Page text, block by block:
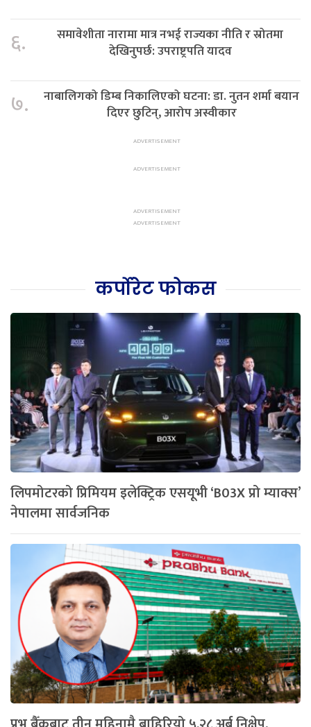
६.
समावेशीता नारामा मात्र नभई राज्यका नीति र स्रोतमा
देखिनुपर्छ: उपराष्ट्रपति यादव
७.
नाबालिगको डिम्ब निकालिएको घटना: डा. नुतन शर्मा बयान
दिएर छुटिन्, आरोप अस्वीकार
कर्पोरेट फोकस
लिपमोटरको प्रिमियम इलेक्ट्रिक एसयूभी ‘B03X प्रो म्याक्स’
नेपालमा सार्वजनिक